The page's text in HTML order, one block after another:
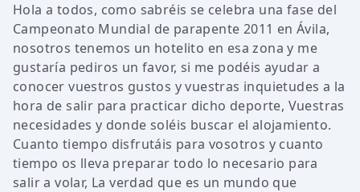
Hola a todos, como sabréis se celebra una fase del
Campeonato Mundial de parapente 2011 en Ávila,
nosotros tenemos un hotelito en esa zona y me
gustaría pediros un favor, si me podéis ayudar a
conocer vuestros gustos y vuestras inquietudes a la
hora de salir para practicar dicho deporte, Vuestras
necesidades y donde soléis buscar el alojamiento.
Cuanto tiempo disfrutáis para vosotros y cuanto
tiempo os lleva preparar todo lo necesario para
salir a volar, La verdad que es un mundo que